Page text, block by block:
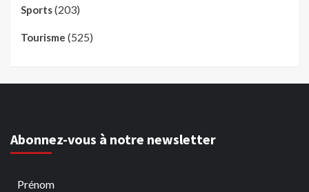
Sports(203)
Tourisme (525)
Abonnez-vous à notre newsletter
Prénom